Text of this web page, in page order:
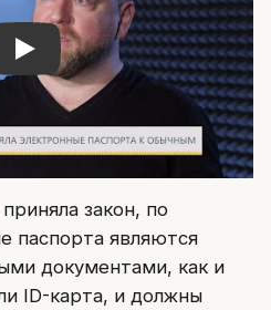
Play
закон, по
паспорта являются
документами, как и
ID-карта, и должны